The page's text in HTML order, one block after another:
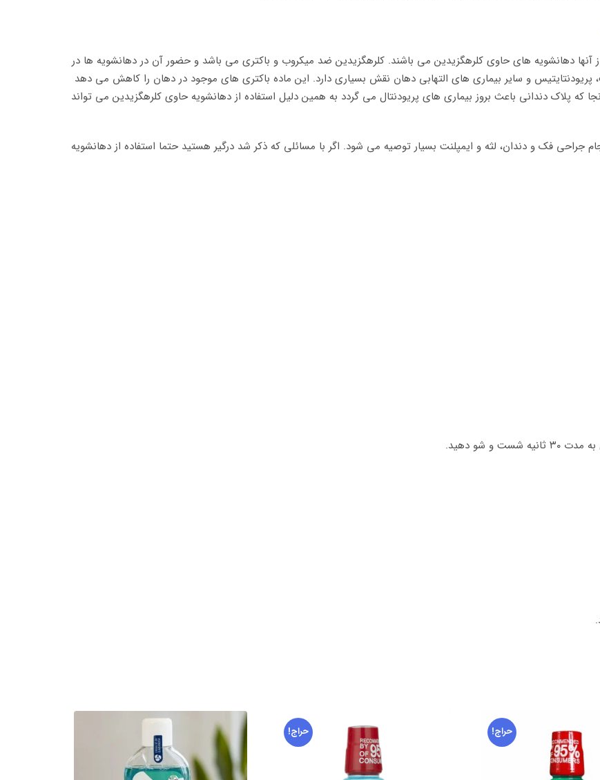
آنها دهانشویه های حاوی کلرهگزیدین می باشند. کلرهگزیدین ضد میکروب و باکتری می باشد و حضور آن در دهانشویه ها در
پریودنتایتیس و سایر بیماری های التهابی دهان نقش بسیاری دارد. این ماده باکتری های موجود در دهان را کاهش می دهد
که پلاک دندانی باعث بروز بیماری های پریودنتال می گردد به همین دلیل استفاده از دهانشویه حاوی کلرهگزیدین می تواند
جراحی فک و دندان، لثه و ایمپلنت بسیار توصیه می شود. اگر با مسائلی که ذکر شد درگیر هستید حتما استفاده از دهانشویه
شو دهید.
حراج! حراج!